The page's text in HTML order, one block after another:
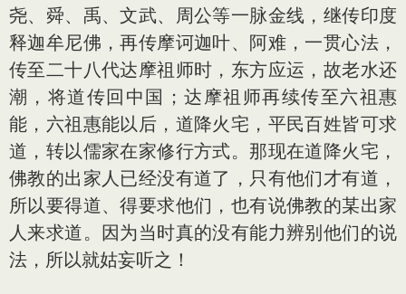
尧、舜、禹、文武、周公等一脉金线，继传印度
释迦牟尼佛，再传摩诃迦叶、阿难，一贯心法，
传至二十八代达摩祖师时，东方应运，故老水还
潮，将道传回中国；达摩祖师再续传至六祖惠
能，六祖惠能以后，道降火宅，平民百姓皆可求
道，转以儒家在家修行方式。那现在道降火宅，
佛教的出家人已经没有道了，只有他们才有道，
所以要得道、得要求他们，也有说佛教的某出家
人来求道。因为当时真的没有能力辨别他们的说
法，所以就姑妄听之！